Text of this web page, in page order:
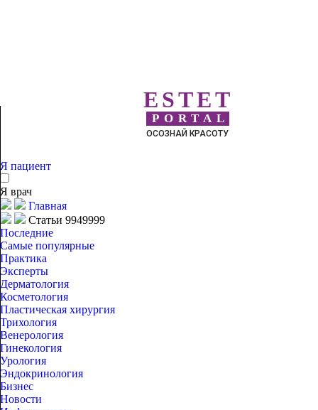
ESTET
PORTAL
ОСОЗНАЙ КРАСОТУ
Я пациент
Я врач
Главная
Статьи 9949999
Последние
Самые популярные
Практика
Эксперты
Дерматология
Косметология
Пластическая хирургия
Трихология
Венерология
Гинекология
Урология
Эндокринология
Бизнес
Новости